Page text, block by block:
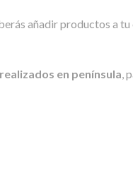
añadir productos a
en península,